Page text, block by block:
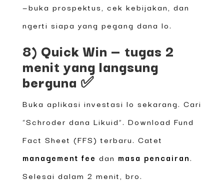
—buka prospektus, cek kebijakan, dan
ngerti siapa yang pegang dana lo.
8) Quick Win — tugas 2
menit yang langsung
berguna ✅
Buka aplikasi investasi lo sekarang. Cari
“Schroder dana Likuid”. Download Fund
Fact Sheet (FFS) terbaru. Catet
management fee dan masa pencairan.
Selesai dalam 2 menit, bro.